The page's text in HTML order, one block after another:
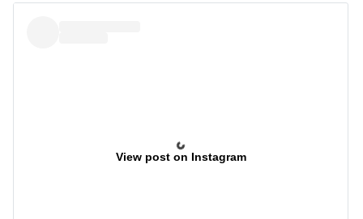
View post on Instagram